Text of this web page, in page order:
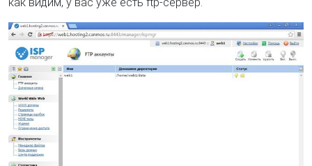
как видим, у вас уже есть ftp-сервер.